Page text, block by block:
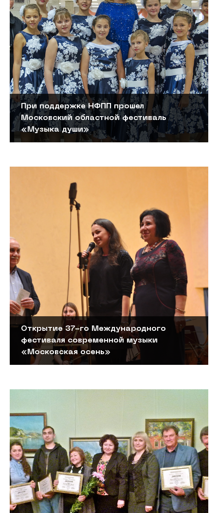
При поддержке НФПП прошел
Московский областной фестиваль
«Музыка души»
Открытие 37-го Международного
фестиваля современной музыки
«Московская осень»